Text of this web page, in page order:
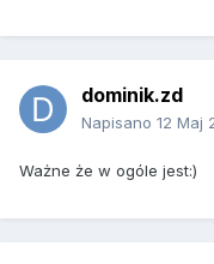
dominik.zd
Napisano 12 Maj
Ważne że w ogóle jest:)